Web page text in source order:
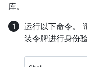
库。
运行以下命令。
装令牌进行身份验